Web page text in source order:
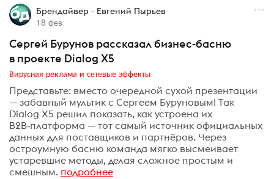
Брендайвер - Евгений Пырьев
18 фев
Сергей Бурунов рассказал бизнес-басню
в проекте Dialog X5
Вирусная реклама и сетевые эффекты
Представьте: вместо очередной сухой презентации
— забавный мультик с Сергеем Буруновым! Так
Dialog X5 решил показать, как устроена их
B2B‑платформа — тот самый источник официальных
данных для поставщиков и партнёров. Через
остроумную басню команда мягко высмеивает
устаревшие методы, делая сложное простым и
смешным. подробнее